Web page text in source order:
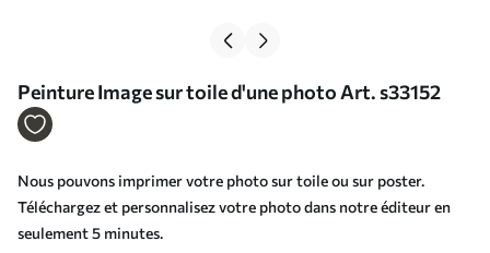
Peinture Image sur toile d'une photo Art. s33152
Nous pouvons imprimer votre photo sur toile ou sur poster.
Téléchargez et personnalisez votre photo dans notre éditeur en
seulement 5 minutes.